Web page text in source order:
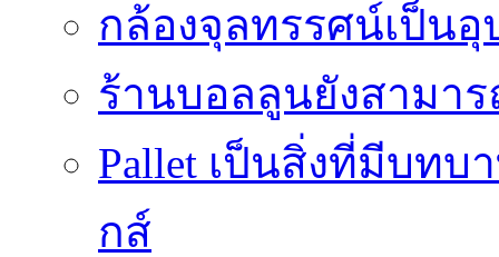
กล้องจุลทรรศน์เป็น
ร้านบอลลูนยังสามาร
Pallet เป็นสิ่งที่มีบท
กส์